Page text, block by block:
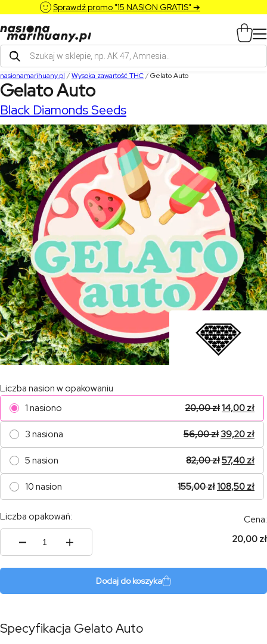
Sprawdź promo "15 NASION GRATIS" ➔
Wyszukiwarka
produktów
nasionamarihuany.pl /Wysoka zawartość THC/Gelato Auto
Gelato Auto
Black Diamonds Seeds
Liczba nasion w opakowaniu
1 nasiono
20,00zł14,00 zł
3 nasiona 56,00zł 39,20 zł
5 nasion 82,00zł57,40 zł
10 nasion 155,00zł108,50 zł
Liczba opakowań:
ilość
Cena:
20,00 zł
Dodaj do koszyka
Specyfikacja Gelato Auto